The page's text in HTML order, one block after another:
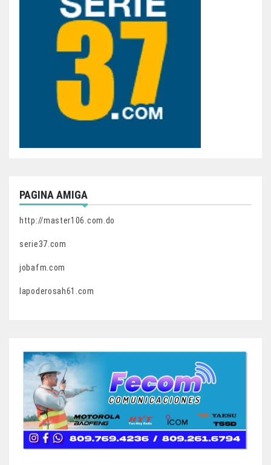
PAGINA AMIGA
http://master106.com.do
serie37.com
jobafm.com
lapoderosah61.com